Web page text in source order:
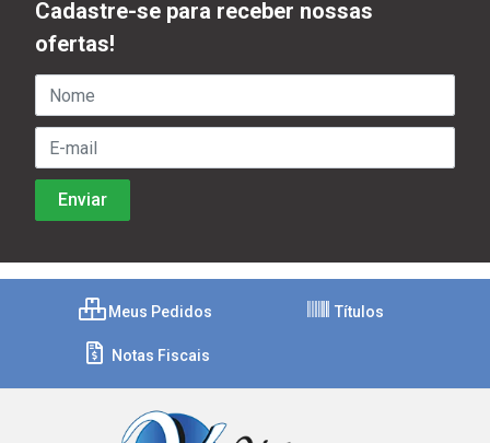
Cadastre-se para receber nossas
ofertas!
Meus Pedidos Títulos
Notas Fiscais